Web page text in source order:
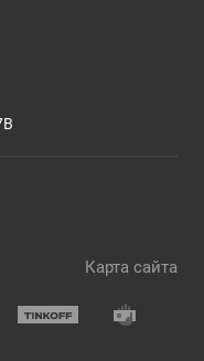
Карта сайта